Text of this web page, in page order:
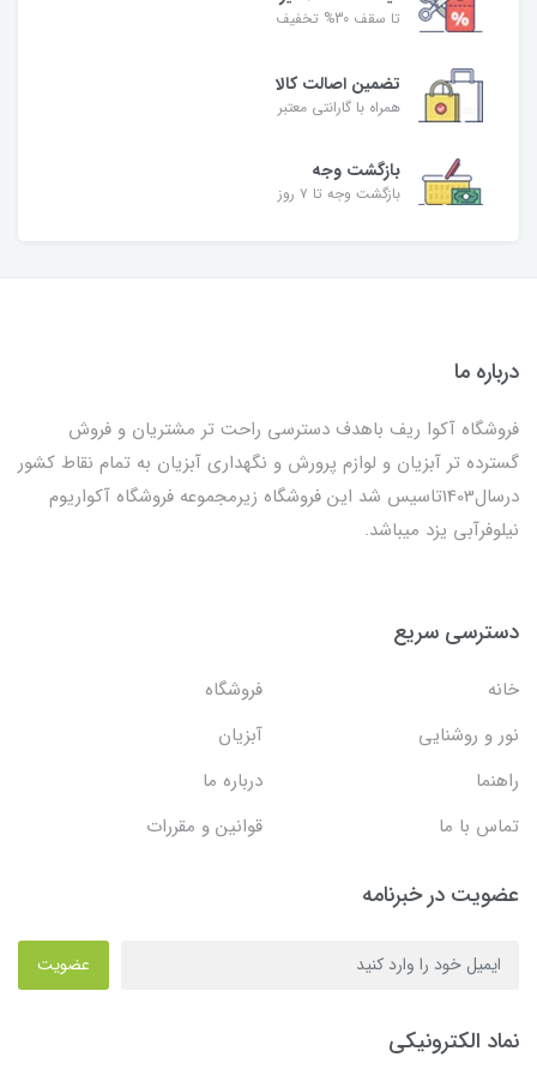
تا سقف 30% تخفیف
تضمین اصالت کالا
همراه با گارانتی معتبر
بازگشت وجه
بازگشت وجه تا ۷ روز
درباره ما
فروشگاه آکوا ریف باهدف دسترسی راحت تر مشتریان و فروش
گسترده تر آبزیان و لوازم پرورش و نگهداری آبزیان به تمام نقاط کشور
درسال1403تاسیس شد این فروشگاه زیرمجموعه فروشگاه آکواریوم
نیلوفرآبی یزد میباشد.
دسترسی سریع
خانه
فروشگاه
نور و روشنایی
آبزیان
راهنما
درباره ما
تماس با ما
قوانین و مقررات
عضویت در خبرنامه
عضویت
نماد الکترونیکی